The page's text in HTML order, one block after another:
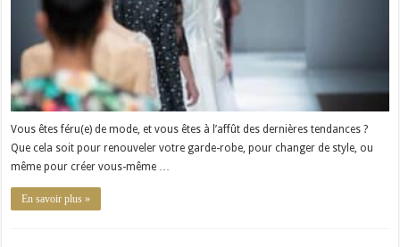
Vous êtes féru(e) de mode, et vous êtes à l’affût des dernières tendances ?
Que cela soit pour renouveler votre garde-robe, pour changer de style, ou
même pour créer vous-même …
En savoir plus »